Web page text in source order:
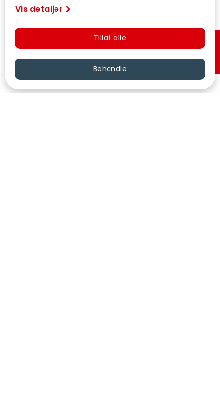
Vis detaljer
Tillat alle
Behandle Hurtigkjøp